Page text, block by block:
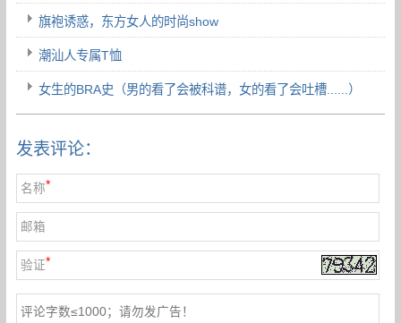
旗袍诱惑，东方女人的时尚show
潮汕人专属T恤
女生的BRA史（男的看了会被科谱，女的看了会吐槽......）
发表评论：
名称*
邮箱
验证*